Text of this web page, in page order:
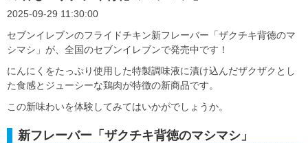
2025-09-29 11:30:00
セブンイレブンのフライドチキン新フレーバー「ザクチキ背徳のマ
シマシ」が、全国のセブンイレブンで発売中です！
にんにくをたっぷり使用した特製調味液に漬け込んだザクザクとし
た食感とジューシーな鶏肉が特徴の新商品です。
この新味わいを体験してみてはいかがでしょうか。
新フレーバー「ザクチキ背徳のマシマシ」